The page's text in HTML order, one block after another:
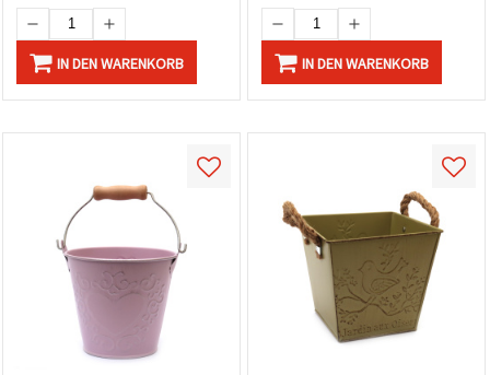
IN DEN WARENKORB IN DEN WARENKORB